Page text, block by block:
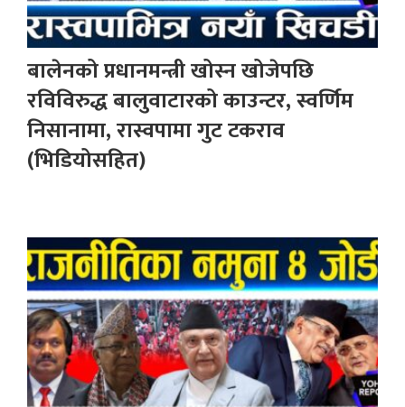
बालेनको प्रधानमन्त्री खोस्न खोजेपछि
रविविरुद्ध बालुवाटारको काउन्टर, स्वर्णिम
निसानामा, रास्वपामा गुट टकराव
(भिडियोसहित)